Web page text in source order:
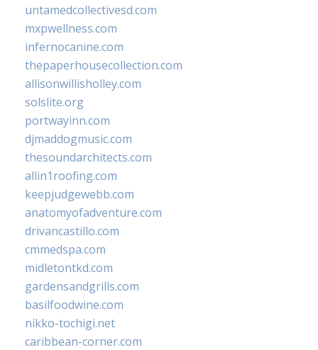
untamedcollectivesd.com
mxpwellness.com
infernocanine.com
thepaperhousecollection.com
allisonwillisholley.com
solslite.org
portwayinn.com
djmaddogmusic.com
thesoundarchitects.com
allin1roofing.com
keepjudgewebb.com
anatomyofadventure.com
drivancastillo.com
cmmedspa.com
midletontkd.com
gardensandgrills.com
basilfoodwine.com
nikko-tochigi.net
caribbean-corner.com